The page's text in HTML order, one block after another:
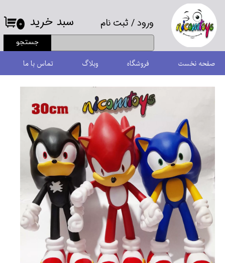
ورود/ ثبت نام
حساب کاربری من
تغییر گذر واژه
سفارشات
خروج از حساب کاربری
جستجو
۰ سبد خرید
صفحه نخست فروشگاه وبلاگ تماس با ما